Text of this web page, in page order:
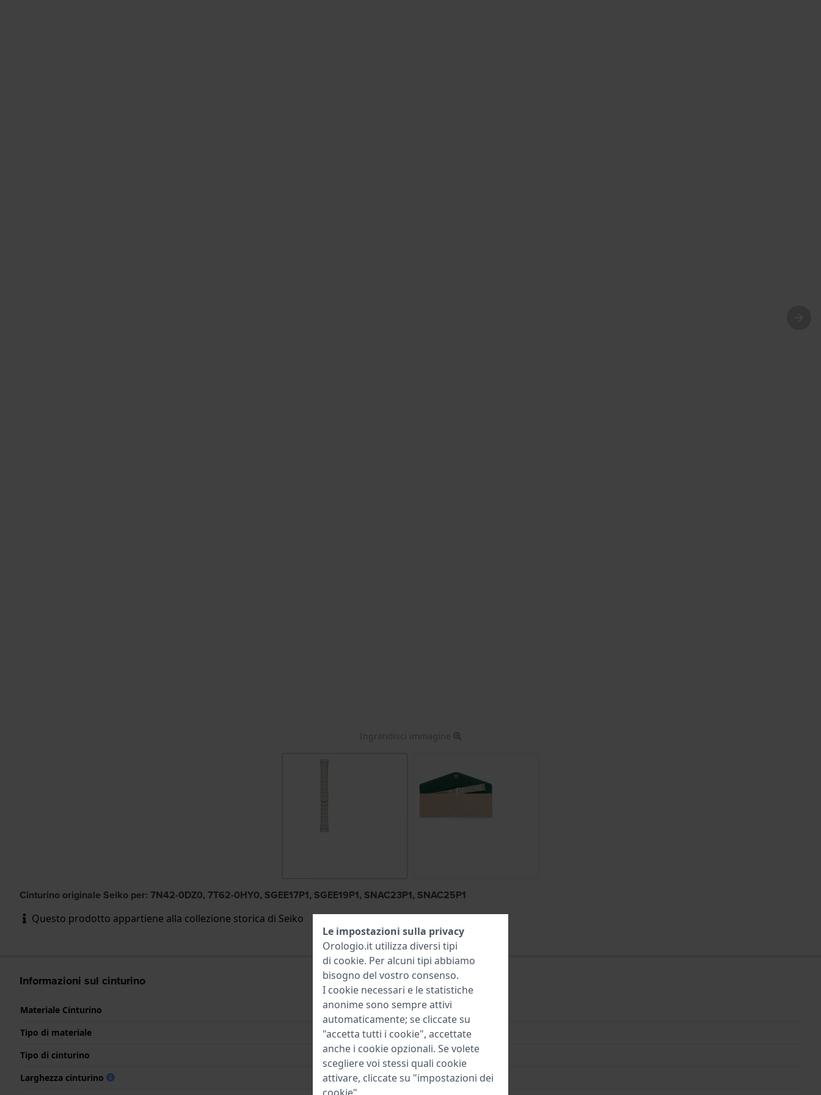
Ingrandisci immagine
Cinturino originale Seiko per: 7N42-0DZ0, 7T62-0HY0, SGEE17P1, SGEE19P1, SNAC23P1, SNAC25P1
Questo prodotto appartiene alla collezione storica di Seiko
Informazioni sul cinturino
Materiale Cinturino
Acciaio inox
Tipo di materiale
Tipo di cinturino
Bracciale a maglie
Larghezza cinturino
24 mm
Le impostazioni sulla privacy
Orologio.it utilizza diversi tipi
di cookie. Per alcuni tipi abbiamo
bisogno del vostro consenso.
I cookie necessari e le statistiche
anonime sono sempre attivi
automaticamente; se cliccate su
"accetta tutti i cookie", accettate
anche i cookie opzionali. Se volete
scegliere voi stessi quali cookie
attivare, cliccate su "impostazioni dei
cookie".